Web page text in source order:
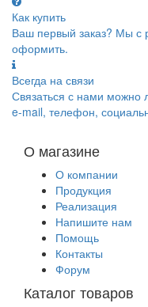
Как купить
Ваш первый заказ? Мы с
оформить.
Всегда на связи
Связаться с нами
e-mail, телефон,
О магазине
О компании
Продукция
Реализация
Напишите нам
Помощь
Контакты
Форум
Каталог товаров